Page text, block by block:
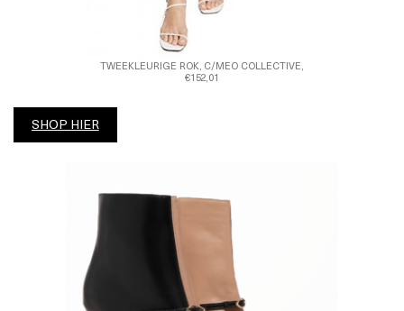
TWEEKLEURIGE ROK, C/MEO COLLECTIVE,
€152,01
SHOP HIER